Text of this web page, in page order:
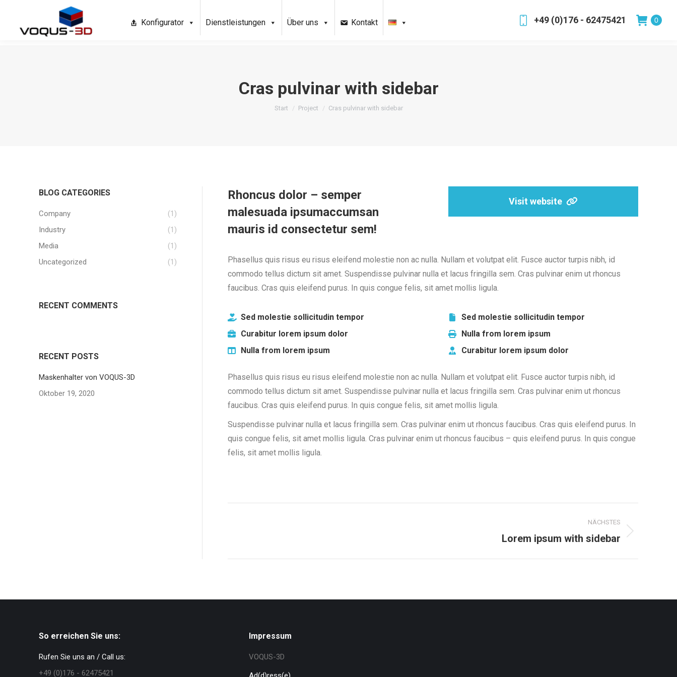
Konfigurator Dienstleistungen Über uns Kontakt +49 (0)176 - 62475421 0
Cras pulvinar with sidebar
Sie befinden sich hier:
Start Project Cras pulvinar with sidebar
Rhoncus dolor – semper
malesuada ipsumaccumsan
mauris id consectetur sem!
Visit website
Phasellus quis risus eu risus eleifend molestie non ac nulla. Nullam et volutpat elit. Fusce auctor turpis nibh, id
commodo tellus dictum sit amet. Suspendisse pulvinar nulla et lacus fringilla sem. Cras pulvinar enim ut rhoncus
faucibus. Cras quis eleifend purus. In quis congue felis, sit amet mollis ligula.
Sed molestie sollicitudin tempor
Curabitur lorem ipsum dolor
Nulla from lorem ipsum
Sed molestie sollicitudin tempor
Nulla from lorem ipsum
Curabitur lorem ipsum dolor
Phasellus quis risus eu risus eleifend molestie non ac nulla. Nullam et volutpat elit. Fusce auctor turpis nibh, id
commodo tellus dictum sit amet. Suspendisse pulvinar nulla et lacus fringilla sem. Cras pulvinar enim ut rhoncus
faucibus. Cras quis eleifend purus. In quis congue felis, sit amet mollis ligula.
Suspendisse pulvinar nulla et lacus fringilla sem. Cras pulvinar enim ut rhoncus faucibus. Cras quis eleifend purus. In
quis congue felis, sit amet mollis ligula. Cras pulvinar enim ut rhoncus faucibus – quis eleifend purus. In quis congue
felis, sit amet mollis ligula.
NÄCHSTES
Lorem ipsum with sidebar
BLOG CATEGORIES
Company
(1)
Industry
(1)
Media
(1)
Uncategorized
(1)
RECENT COMMENTS
RECENT POSTS
Maskenhalter von VOQUS-3D
Oktober 19, 2020
So erreichen Sie uns:
Rufen Sie uns an / Call us:
+49 (0)176 - 62475421
Impressum
VOQUS-3D